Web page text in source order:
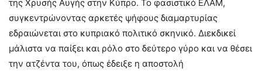
της Χρυσής Αυγής στην Κύπρο. Το φασιστικό ΕΛΑΜ,
συγκεντρώνοντας αρκετές ψήφους διαμαρτυρίας
εδραιώνεται στο κυπριακό πολιτικό σκηνικό. Διεκδικεί
μάλιστα να παίξει και ρόλο στο δεύτερο γύρο και να θέσει
την ατζέντα του, όπως έδειξε η αποστολή